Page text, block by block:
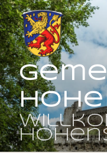
Zum
Inhalt
springen